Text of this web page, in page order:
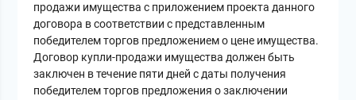
продажи имущества с приложением проекта данного
договора в соответствии с представленным
победителем торгов предложением о цене имущества.
Договор купли-продажи имущества должен быть
заключен в течение пяти дней с даты получения
победителем торгов предложения о заключении